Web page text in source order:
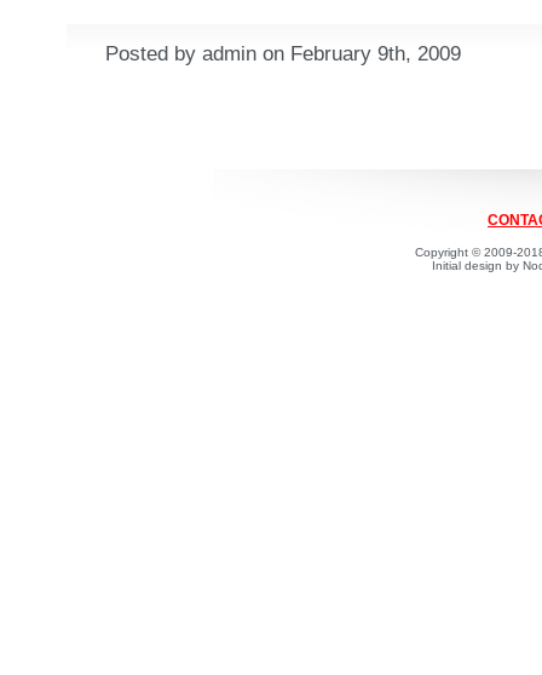
Posted by admin on February 9th, 2009
Copyright © 2009-
Initial design by